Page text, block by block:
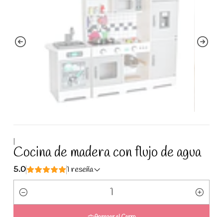
Cocina de madera con flujo de agua
5.0 1 reseña
Cantidad